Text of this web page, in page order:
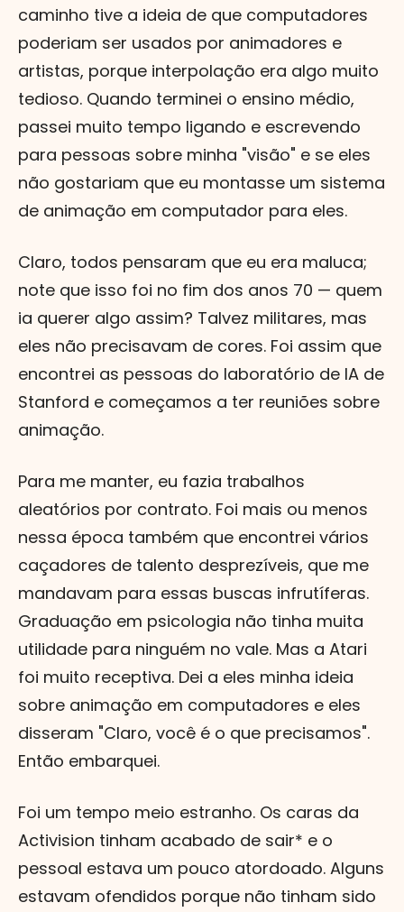
caminho tive a ideia de que computadores
poderiam ser usados por animadores e
artistas, porque interpolação era algo muito
tedioso. Quando terminei o ensino médio,
passei muito tempo ligando e escrevendo
para pessoas sobre minha "visão" e se eles
não gostariam que eu montasse um sistema
de animação em computador para eles.
Claro, todos pensaram que eu era maluca;
note que isso foi no fim dos anos 70 — quem
ia querer algo assim? Talvez militares, mas
eles não precisavam de cores. Foi assim que
encontrei as pessoas do laboratório de IA de
Stanford e começamos a ter reuniões sobre
animação.
Para me manter, eu fazia trabalhos
aleatórios por contrato. Foi mais ou menos
nessa época também que encontrei vários
caçadores de talento desprezíveis, que me
mandavam para essas buscas infrutíferas.
Graduação em psicologia não tinha muita
utilidade para ninguém no vale. Mas a Atari
foi muito receptiva. Dei a eles minha ideia
sobre animação em computadores e eles
disseram "Claro, você é o que precisamos".
Então embarquei.
Foi um tempo meio estranho. Os caras da
Activision tinham acabado de sair* e o
pessoal estava um pouco atordoado. Alguns
estavam ofendidos porque não tinham sido